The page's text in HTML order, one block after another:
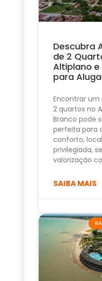
Descubra
de 2
Altiplano
para
Encontrar
2 quartos no
Branco pode
perfeita para
conforto,
privilegiada,
valorização
SAIBA MAIS